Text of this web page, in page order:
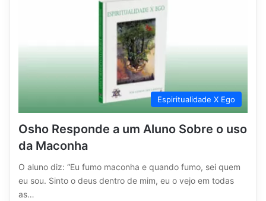
Espiritualidade X Ego
Osho Responde a um Aluno Sobre o uso
da Maconha
O aluno diz: “Eu fumo maconha e quando fumo, sei quem
eu sou. Sinto o deus dentro de mim, eu o vejo em todas
as…